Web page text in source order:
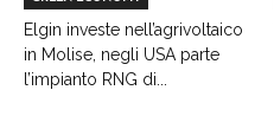
Elgin investe nell’agrivoltaico
in Molise, negli USA parte
l’impianto RNG di...